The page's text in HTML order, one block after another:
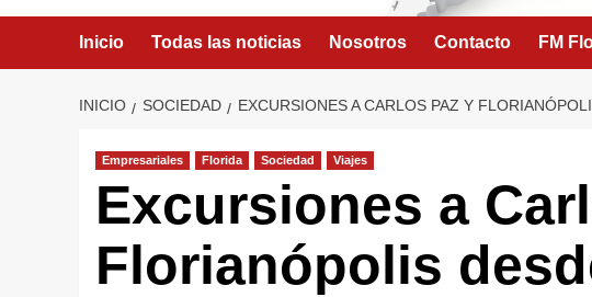
Inicio Todas las noticias Nosotros Contacto FM
INICIO SOCIEDAD EXCURSIONES A CARLOS PAZ Y
Empresariales Florida Sociedad Viajes
Excursiones a
Florianópolis